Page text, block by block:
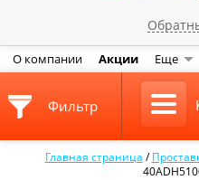
О компании Акции Еще
Главная страница /
Фильтр